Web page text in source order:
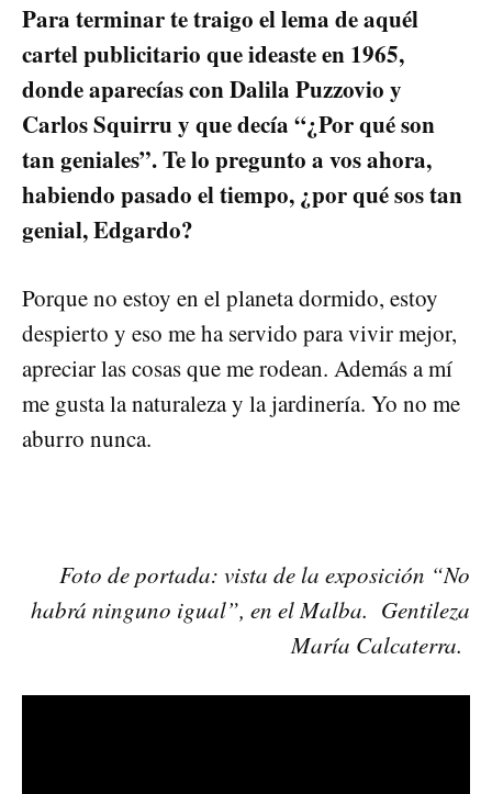
Para terminar te traigo el lema de aquél
cartel publicitario que ideaste en 1965,
donde aparecías con Dalila Puzzovio y
Carlos Squirru y que decía “¿Por qué son
tan geniales”. Te lo pregunto a vos ahora,
habiendo pasado el tiempo, ¿por qué sos tan
genial, Edgardo?
Porque no estoy en el planeta dormido, estoy
despierto y eso me ha servido para vivir mejor,
apreciar las cosas que me rodean. Además a mí
me gusta la naturaleza y la jardinería. Yo no me
aburro nunca.
Foto de portada: vista de la exposición “No
habrá ninguno igual”, en el Malba. Gentileza
María Calcaterra.